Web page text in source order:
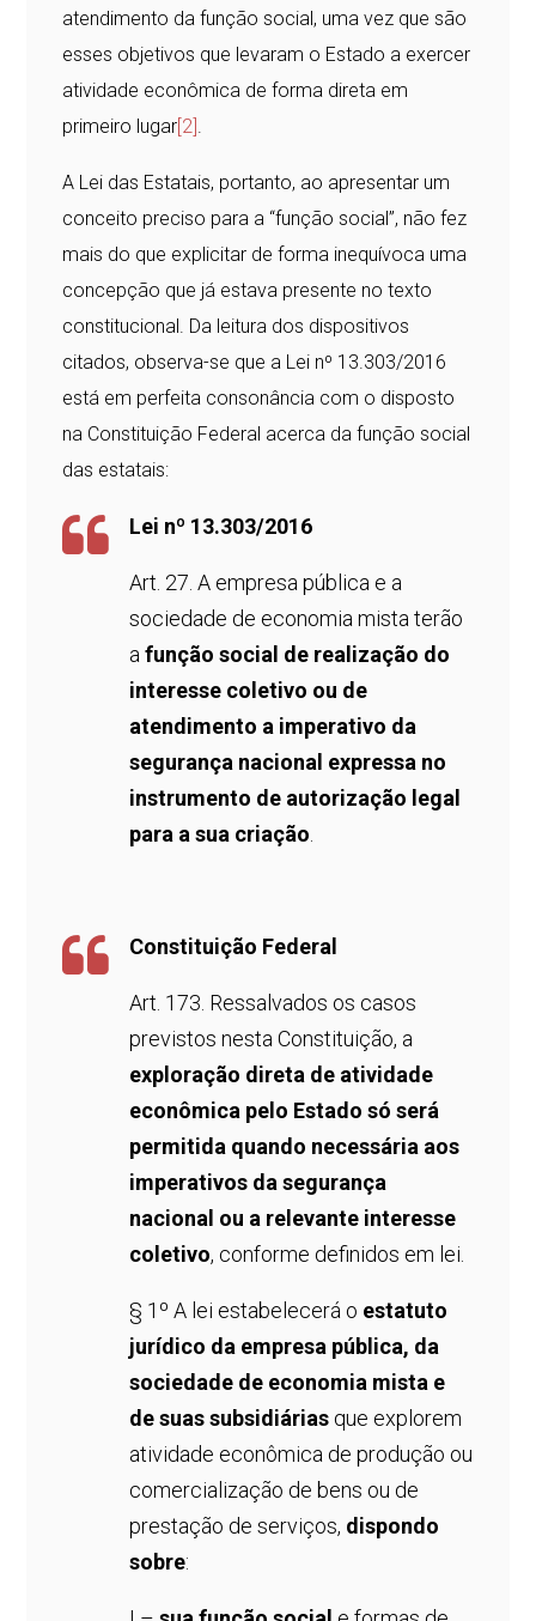
atendimento da função social, uma vez que são
esses objetivos que levaram o Estado a exercer
atividade econômica de forma direta em
primeiro lugar [2] .
A Lei das Estatais, portanto, ao apresentar um
conceito preciso para a “função social”, não fez
mais do que explicitar de forma inequívoca uma
concepção que já estava presente no texto
constitucional. Da leitura dos dispositivos
citados, observa-se que a Lei nº 13.303/2016
está em perfeita consonância com o disposto
na Constituição Federal acerca da função social
das estatais:
Lei nº 13.303/2016
Art. 27. A empresa pública e a
sociedade de economia mista terão
afunção social de realização do
interesse coletivo ou de
atendimento a imperativo da
segurança nacional expressa no
instrumento de autorização legal
para a sua criação.
Constituição Federal
Art. 173. Ressalvados os casos
previstos nesta Constituição, a
exploração direta de atividade
econômica pelo Estado só será
permitida quando necessária aos
imperativos da segurança
nacional ou a relevante interesse
coletivo, conforme definidos em lei.
§ 1º A lei estabelecerá o estatuto
jurídico da empresa pública, da
sociedade de economia mista e
de suas subsidiárias que explorem
atividade econômica de produção ou
comercialização de bens ou de
prestação de serviços, dispondo
sobre: